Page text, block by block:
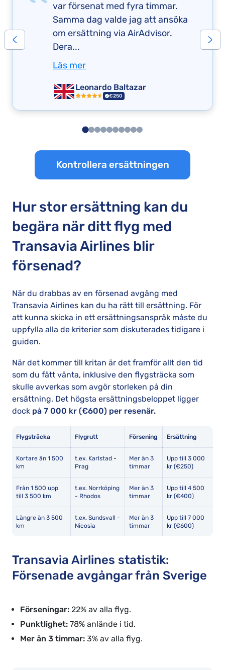
var försenat med fyra timmar.
Samma dag valde jag att ansöka
om ersättning via AirAdvisor.
Dera...
Läs mer
Leonardo Baltazar
€250
Kontrollera ersättningen
Hur stor ersättning kan du
begära när ditt flyg med
Transavia Airlines blir
försenad?
När du drabbas av en försenad avgång med
Transavia Airlines kan du ha rätt till ersättning. För
att kunna skicka in ett ersättningsanspråk måste du
uppfylla alla de kriterier som diskuterades tidigare i
guiden.
När det kommer till kritan är det framför allt den tid
som du fått vänta, inklusive den flygsträcka som
skulle avverkas som avgör storleken på din
ersättning. Det högsta ersättningsbeloppet ligger
dock på 7 000 kr (€600) per resenär.
Flygsträcka Flygrutt Försening Ersättning
Kortare än 1 500
km
t.ex. Karlstad -
Prag
Mer än 3
timmar
Upp till 3 000
kr (€250)
Från 1 500 upp
till 3 500 km
t.ex. Norrköping
- Rhodos
Mer än 3
timmar
Upp till 4 500
kr (€400)
Längre än 3 500
km
t.ex. Sundsvall -
Nicosia
Mer än 3
timmar
Upp till 7 000
kr (€600)
Transavia Airlines statistik:
Försenade avgångar från Sverige
Förseningar: 22% av alla flyg.
Punktlighet: 78% anlände i tid.
Mer än 3 timmar: 3% av alla flyg.